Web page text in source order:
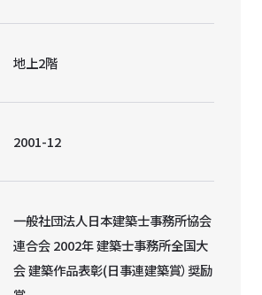
地上2階
2001-12
一般社団法人日本建築士事務所協会
連合会 2002年 建築士事務所全国大
会 建築作品表彰(日事連建築賞）奨励